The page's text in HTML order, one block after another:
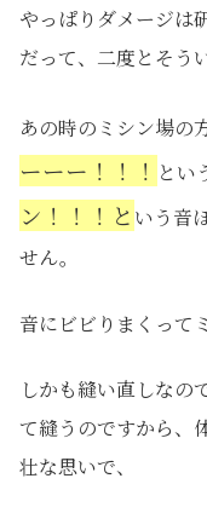
やっぱりダメージは
だって、二度とそう
あの時のミシン場の
ーーー！！！ とい
ン！！！と いう音
せん。
音にビビりまくって
しかも縫い直しなの
て縫うのですから、
壮な思いで、